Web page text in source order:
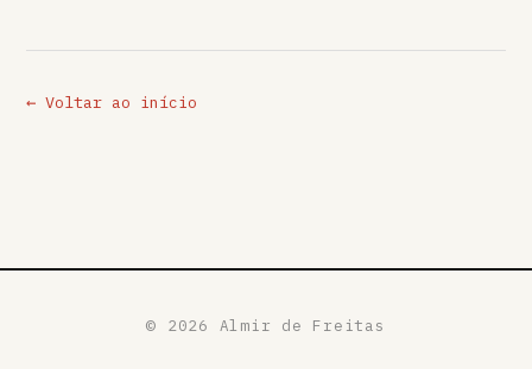
← Voltar ao início
© 2026 Almir de Freitas